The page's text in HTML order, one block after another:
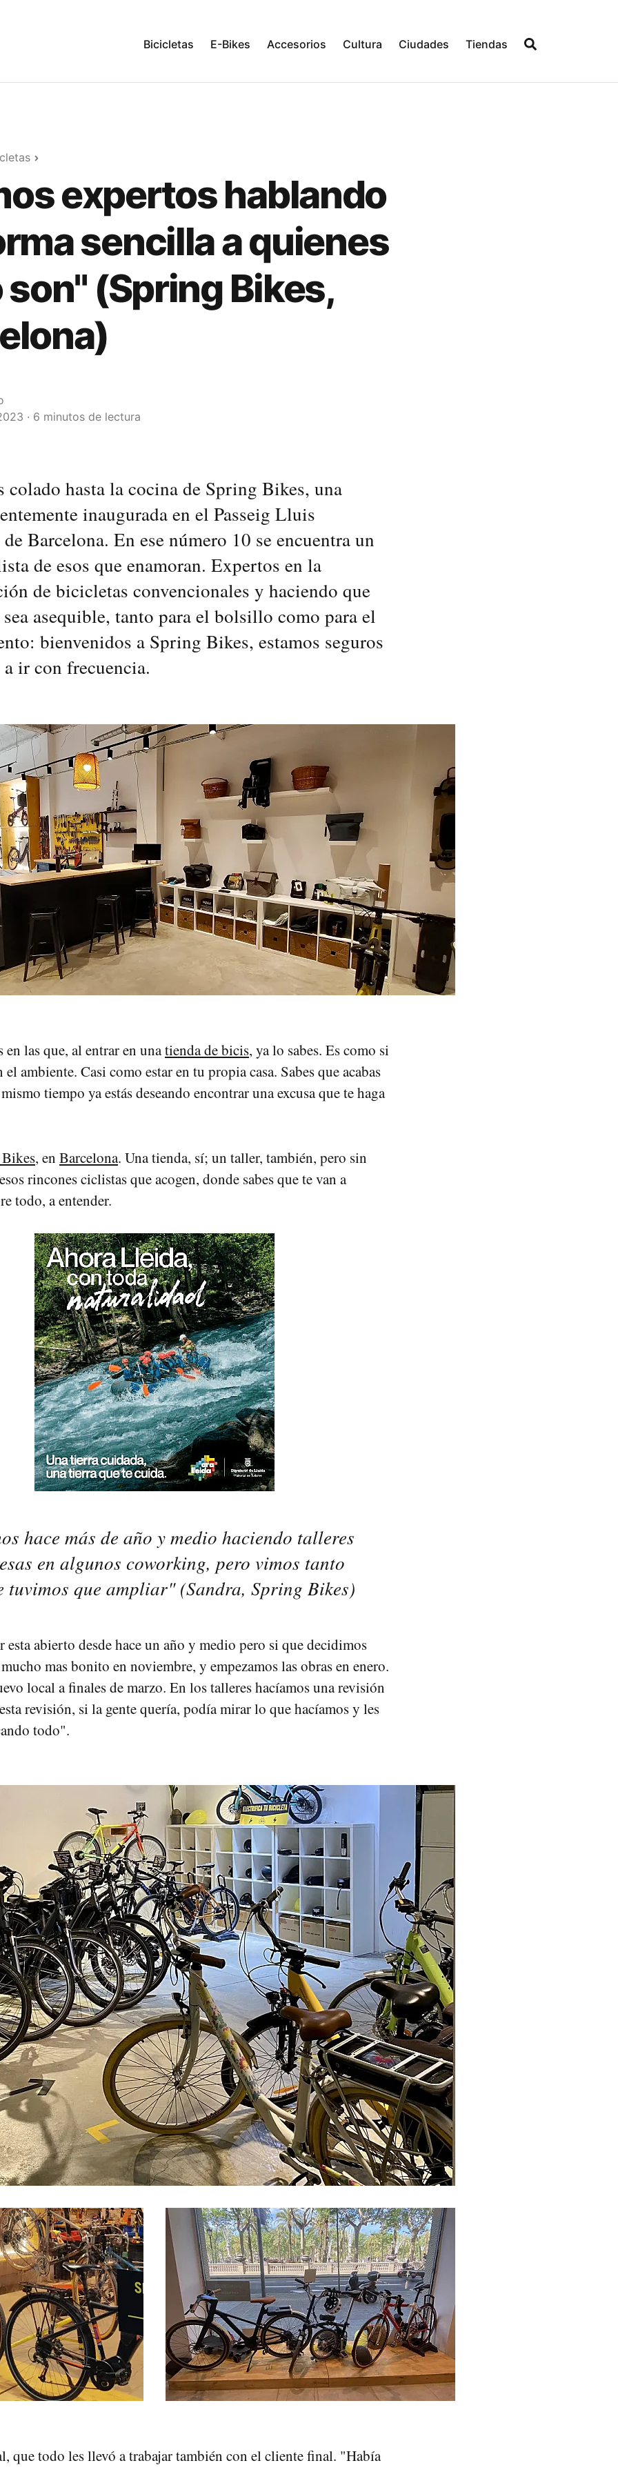
Bicicletas E-Bikes Accesorios Cultura Ciudades Tiendas
expertos hablando
sencilla a quienes
son" (Spring Bikes,
· 6 minutos de lectura
colado hasta la cocina de Spring Bikes, una
inaugurada en el Passeig Lluis
Barcelona. En ese número 10 se encuentra un
de esos que enamoran. Expertos en la
de bicicletas convencionales y haciendo que
asequible, tanto para el bolsillo como para el
bienvenidos a Spring Bikes, estamos seguros
a ir con frecuencia.
en las que, al entrar en unatienda de bicis, ya lo sabes. Es como si
el ambiente. Casi como estar en tu propia casa. Sabes que acabas
tiempo ya estás deseando encontrar una excusa que te haga
, en Barcelona. Una tienda, sí; un taller, también, pero sin
rincones ciclistas que acogen, donde sabes que te van a
todo, a entender.
hace más de año y medio haciendo talleres
en algunos coworking, pero vimos tanto
tuvimos que ampliar" (Sandra, Spring Bikes)
esta abierto desde hace un año y medio pero si que decidimos
mas bonito en noviembre, y empezamos las obras en enero.
local a finales de marzo. En los talleres hacíamos una revisión
revisión, si la gente quería, podía mirar lo que hacíamos y les
todo".
que todo les llevó a trabajar también con el cliente final. "Había